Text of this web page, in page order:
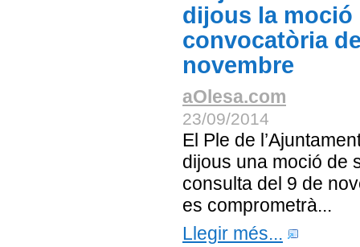
dijous la moció
convocatòria
novembre
aOlesa.com
23/09/2014
El Ple de
dijous una moció de
consulta del 9 de
es comprometrà...
Llegir més...